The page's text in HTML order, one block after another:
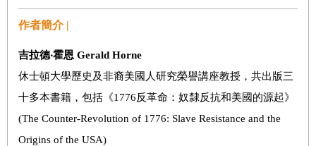
作者簡介 |
吉拉德‧霍恩 Gerald Horne
休士頓大學歷史及非裔美國人研究榮譽講座教授，共出版三
十多本書籍，包括《1776反革命：奴隸反抗和美國的源起》
(The Counter-Revolution of 1776: Slave Resistance and the
Origins of the USA)